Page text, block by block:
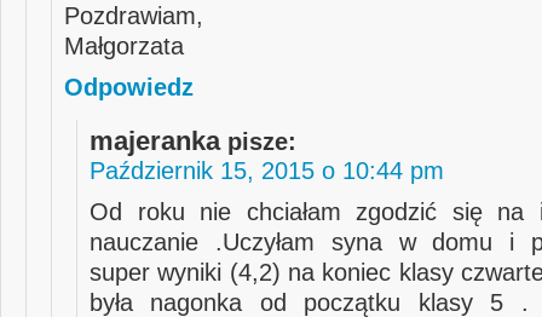
Pozdrawiam,
Małgorzata
Odpowiedz
majeranka pisze:
Październik 15, 2015 o 10:44 pm
Od roku nie chciałam zgodzić się na
nauczanie .Uczyłam syna w domu i
super wyniki (4,2) na koniec klasy
była nagonka od początku klasy 5